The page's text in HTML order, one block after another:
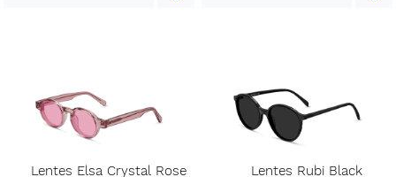
Lentes Elsa Crystal Rose
Lentes Rubi Black